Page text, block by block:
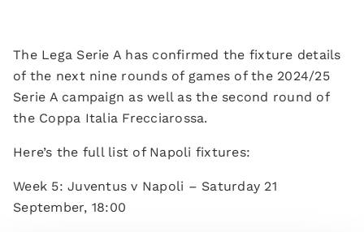
The Lega Serie A has confirmed the fixture details
of the next nine rounds of games of the 2024/25
Serie A campaign as well as the second round of
the Coppa Italia Frecciarossa.
Here’s the full list of Napoli fixtures:
Week 5: Juventus v Napoli – Saturday 21
September, 18:00